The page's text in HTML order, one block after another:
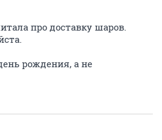
про доставку шаров.
рождения, а не